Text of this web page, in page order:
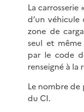
La carrosserie
d’un véhicule
zone de
seul et
par le code
renseigné à la
Le nombre de
du CI.